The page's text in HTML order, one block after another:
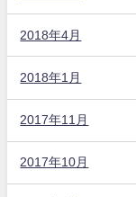
2018年4月
2018年1月
2017年11月
2017年10月